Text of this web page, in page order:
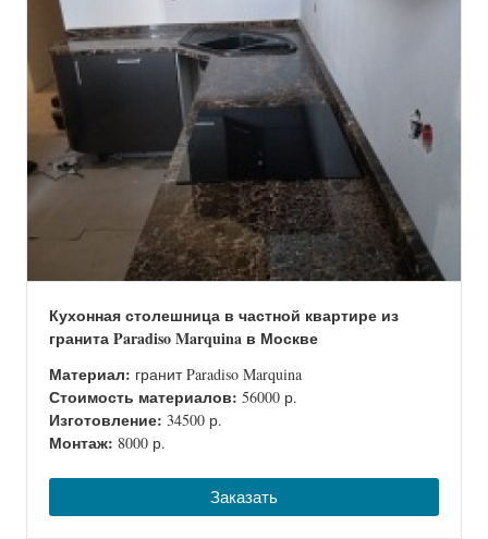
Кухонная столешница в частной квартире из
гранита Paradiso Marquina в Москве
Материал: гранит Paradiso Marquina
Стоимость материалов: 56000 р.
Изготовление: 34500 р.
Монтаж: 8000 р.
Заказать